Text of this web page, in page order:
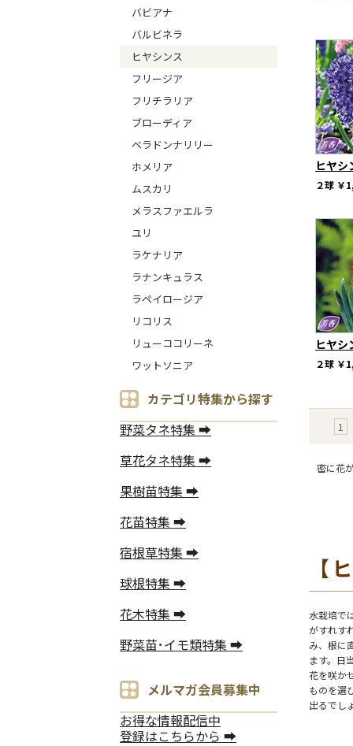
バビアナ
バルビネラ
ヒヤシンス
フリージア
フリチラリア
ブローディア
ベラドンナリリー
ホメリア
ムスカリ
メラスファエルラ
ユリ
ラケナリア
ラナンキュラス
ラペイロージア
リコリス
リューココリーネ
ワットソニア
カテゴリ特集から探す
野菜タネ特集 ➡
草花タネ特集 ➡
果樹苗特集 ➡
花苗特集 ➡
宿根草特集 ➡
球根特集 ➡
花木特集 ➡
野菜苗･イモ類特集 ➡
メルマガ会員募集中
お得な情報配信中
登録はこちらから ➡
ヒヤ
２球 ￥
ヒヤ
２球 ￥
1
密に花
【
水栽培で
がすれす
み、根に
ます。日
花を咲か
ものを選
出るでし